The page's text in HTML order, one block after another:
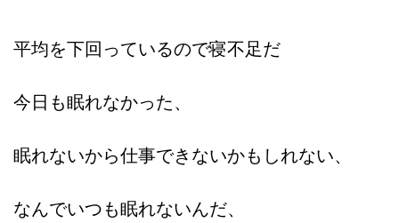
平均を下回っているので寝不足だ
今日も眠れなかった、
眠れないから仕事できないかもしれない、
なんでいつも眠れないんだ、